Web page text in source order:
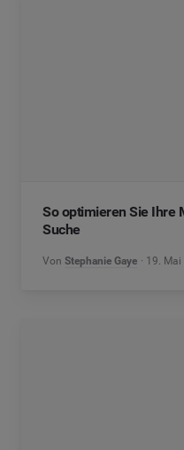
So optimieren Sie Ihre
Suche
Von Stephanie Gaye 19. Mai